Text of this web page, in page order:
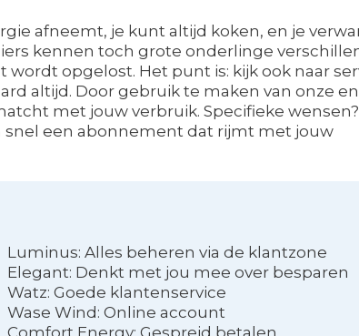
afneemt, je kunt altijd koken, en je
kennen toch grote onderlinge
opgelost. Het punt is: kijk ook naar
altijd. Door gebruik te maken van onze
met jouw verbruik. Specifieke
snel een abonnement dat rijmt met jouw
Luminus: Alles beheren via de klantzone
Elegant: Denkt met jou mee over besparen
Watz: Goede klantenservice
Wase Wind: Online account
Comfort Energy: Gespreid betalen